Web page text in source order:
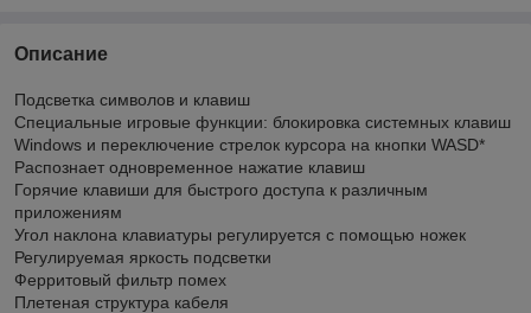
Описание
Подсветка символов и клавиш
Специальные игровые функции: блокировка системных клавиш
Windows и переключение стрелок курсора на кнопки WASD*
Распознает одновременное нажатие клавиш
Горячие клавиши для быстрого доступа к различным
приложениям
Угол наклона клавиатуры регулируется с помощью ножек
Регулируемая яркость подсветки
Ферритовый фильтр помех
Плетеная структура кабеля